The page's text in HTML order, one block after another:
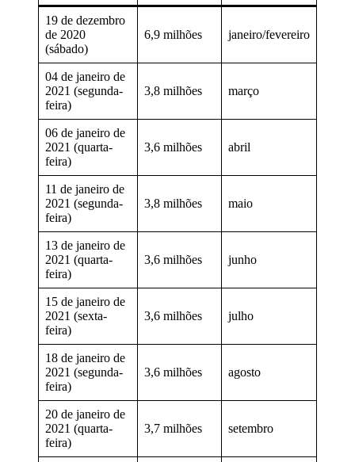
19 de dezembro
de 2020
(sábado)
6,9 milhões janeiro/fevereiro
04 de janeiro de
2021 (segunda-
feira)
3,8 milhões março
06 de janeiro de
2021 (quarta-
feira)
3,6 milhões abril
11 de janeiro de
2021 (segunda-
feira)
3,8 milhões maio
13 de janeiro de
2021 (quarta-
feira)
3,6 milhões junho
15 de janeiro de
2021 (sexta-
feira)
3,6 milhões julho
18 de janeiro de
2021 (segunda-
feira)
3,6 milhões agosto
20 de janeiro de
2021 (quarta-
feira)
3,7 milhões setembro